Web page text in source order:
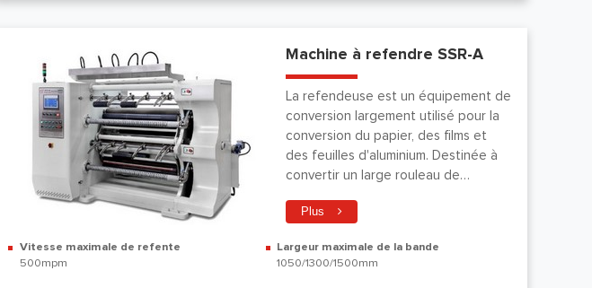
Machine à refendre SSR-A
La refendeuse est un équipement de
conversion largement utilisé pour la
conversion du papier, des films et
des feuilles d'aluminium. Destinée à
convertir un large rouleau de
fins, la machine à refendre
Plus
Vitesse maximale de refente
500mpm
Largeur maximale de la bande
1050/1300/1500mm